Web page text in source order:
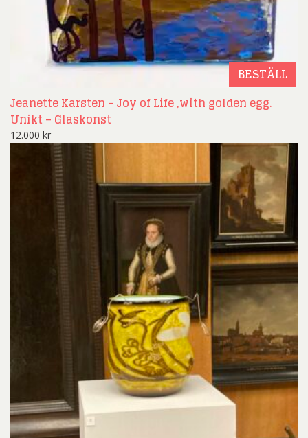
BESTÄLL
Jeanette Karsten – Joy of Life ,with golden egg.
Unikt – Glaskonst
12.000 kr